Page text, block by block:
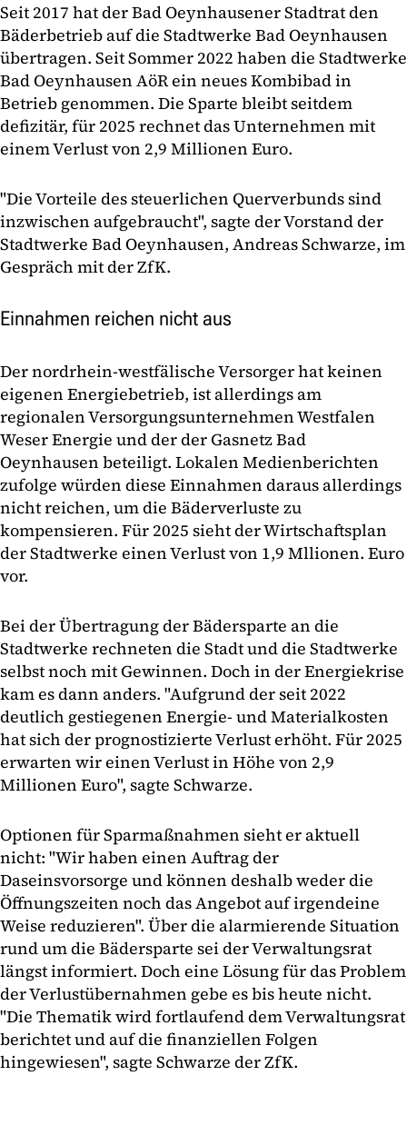
Seit 2017 hat der Bad Oeynhausener Stadtrat den
Bäderbetrieb auf die Stadtwerke Bad Oeynhausen
übertragen. Seit Sommer 2022 haben die Stadtwerke
Bad Oeynhausen AöR ein neues Kombibad in
Betrieb genommen. Die Sparte bleibt seitdem
defizitär, für 2025 rechnet das Unternehmen mit
einem Verlust von 2,9 Millionen Euro.
"Die Vorteile des steuerlichen Querverbunds sind
inzwischen aufgebraucht", sagte der Vorstand der
Stadtwerke Bad Oeynhausen, Andreas Schwarze, im
Gespräch mit der ZfK.
Einnahmen reichen nicht aus
Der nordrhein-westfälische Versorger hat keinen
eigenen Energiebetrieb, ist allerdings am
regionalen Versorgungsunternehmen Westfalen
Weser Energie und der der Gasnetz Bad
Oeynhausen beteiligt. Lokalen Medienberichten
zufolge würden diese Einnahmen daraus allerdings
nicht reichen, um die Bäderverluste zu
kompensieren. Für 2025 sieht der Wirtschaftsplan
der Stadtwerke einen Verlust von 1,9 Mllionen. Euro
vor.
Bei der Übertragung der Bädersparte an die
Stadtwerke rechneten die Stadt und die Stadtwerke
selbst noch mit Gewinnen. Doch in der Energiekrise
kam es dann anders. "Aufgrund der seit 2022
deutlich gestiegenen Energie- und Materialkosten
hat sich der prognostizierte Verlust erhöht. Für 2025
erwarten wir einen Verlust in Höhe von 2,9
Millionen Euro", sagte Schwarze.
Optionen für Sparmaßnahmen sieht er aktuell
nicht: "Wir haben einen Auftrag der
Daseinsvorsorge und können deshalb weder die
Öffnungszeiten noch das Angebot auf irgendeine
Weise reduzieren". Über die alarmierende Situation
rund um die Bädersparte sei der Verwaltungsrat
längst informiert. Doch eine Lösung für das Problem
der Verlustübernahmen gebe es bis heute nicht.
"Die Thematik wird fortlaufend dem Verwaltungsrat
berichtet und auf die finanziellen Folgen
hingewiesen", sagte Schwarze der ZfK.